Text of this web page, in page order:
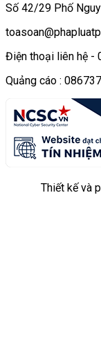
Số 42/29 Phố
Điện thoại liên hệ -
Quảng cáo :
Thiết kế và